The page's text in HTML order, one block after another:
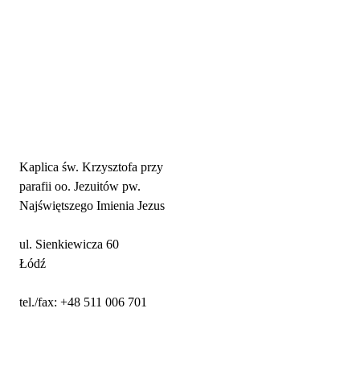
Kaplica św. Krzysztofa przy
parafii oo. Jezuitów pw.
Najświętszego Imienia Jezus
ul. Sienkiewicza 60
Łódź
tel./fax: +48 511 006 701